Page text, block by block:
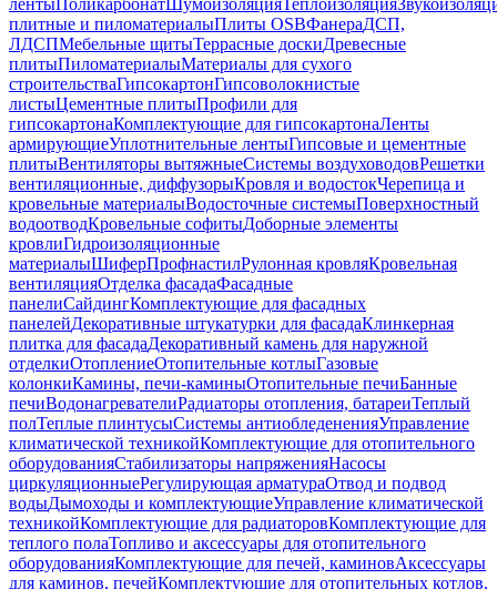
лентыПоликарбонатШумоизоляцияТеплоизоляция
плитные и пиломатериалыПлиты OSBФанераДСП,
ЛДСПМебельные щитыТеррасные доскиДревесные
плитыПиломатериалыМатериалы для сухого
строительстваГипсокартонГипсоволокнистые
листыЦементные плитыПрофили для
гипсокартонаКомплектующие для гипсокартонаЛенты
армирующиеУплотнительные лентыГипсовые и цементные
плитыВентиляторы вытяжныеСистемы воздуховодовРешетки
вентиляционные, диффузорыКровля и водостокЧерепица и
кровельные материалыВодосточные системыПоверхностный
водоотводКровельные софитыДоборные элементы
кровлиГидроизоляционные
материалыШиферПрофнастилРулонная кровляКровельная
вентиляцияОтделка фасадаФасадные
панелиСайдингКомплектующие для фасадных
панелейДекоративные штукатурки для фасадаКлинкерная
плитка для фасадаДекоративный камень для наружной
отделкиОтоплениеОтопительные котлыГазовые
колонкиКамины, печи-каминыОтопительные печиБанные
печиВодонагревателиРадиаторы отопления, батареиТеплый
полТеплые плинтусыСистемы антиобледененияУправление
климатической техникойКомплектующие для отопительного
оборудованияСтабилизаторы напряженияНасосы
циркуляционныеРегулирующая арматураОтвод и подвод
водыДымоходы и комплектующиеУправление климатической
техникойКомплектующие для радиаторовКомплектующие для
теплого полаТопливо и аксессуары для отопительного
оборудованияКомплектующие для печей, каминовАксессуары
для каминов, печейКомплектующие для отопительных котлов,